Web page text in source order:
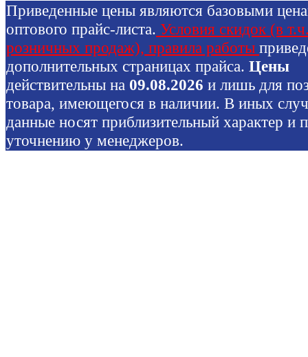
Приведенные цены являются базовыми
оптового прайс-листа. Условия скидок (в
розничных продаж), правила работы
дополнительных страницах прайса. Цены
действительны на 09.08.2026 и лишь для
товара, имеющегося в наличии. В иных
данные носят приблизительный характер и
уточнению у менеджеров.